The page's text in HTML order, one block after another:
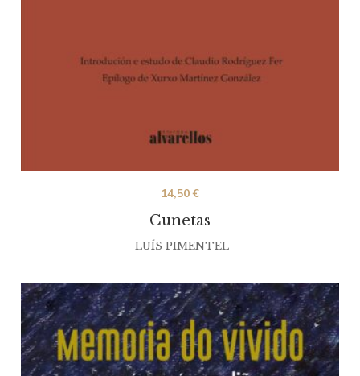
Cunetas
14,50€
LUÍS PIMENTEL